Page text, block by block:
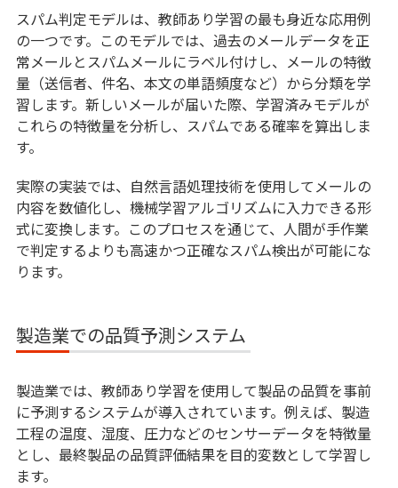
スパム判定モデルは、教師あり学習の最も身近な応用例
の一つです。このモデルでは、過去のメールデータを正
常メールとスパムメールにラベル付けし、メールの特徴
量（送信者、件名、本文の単語頻度など）から分類を学
習します。新しいメールが届いた際、学習済みモデルが
これらの特徴量を分析し、スパムである確率を算出しま
す。
実際の実装では、自然言語処理技術を使用してメールの
内容を数値化し、機械学習アルゴリズムに入力できる形
式に変換します。このプロセスを通じて、人間が手作業
で判定するよりも高速かつ正確なスパム検出が可能にな
ります。
製造業での品質予測システム
製造業では、教師あり学習を使用して製品の品質を事前
に予測するシステムが導入されています。例えば、製造
工程の温度、湿度、圧力などのセンサーデータを特徴量
とし、最終製品の品質評価結果を目的変数として学習し
ます。